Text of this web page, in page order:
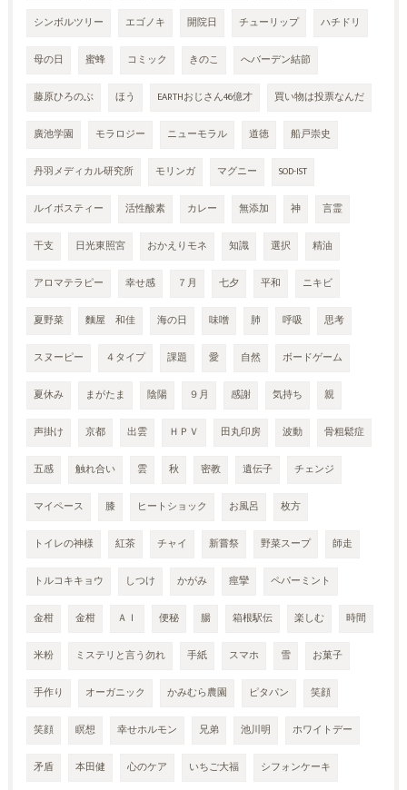
シンボルツリー エゴノキ 開院日 チューリップ ハチドリ
母の日 蜜蜂 コミック きのこ へバーデン結節
藤原ひろのぶ ほう EARTHおじさん46億才 買い物は投票なんだ
廣池学園 モラロジー ニューモラル 道徳 船戸崇史
丹羽メディカル研究所 モリンガ マグニー SOD-IST
ルイボスティー 活性酸素 カレー 無添加 神 言霊
干支 日光東照宮 おかえりモネ 知識 選択 精油
アロマテラピー 幸せ感 ７月 七夕 平和 ニキビ
夏野菜 麵屋 和佳 海の日 味噌 肺 呼吸 思考
スヌーピー ４タイプ 課題 愛 自然 ボードゲーム
夏休み まがたま 陰陽 ９月 感謝 気持ち 親
声掛け 京都 出雲 ＨＰＶ 田丸印房 波動 骨粗鬆症
五感 触れ合い 雲 秋 密教 遺伝子 チェンジ
マイペース 膝 ヒートショック お風呂 枚方
トイレの神様 紅茶 チャイ 新嘗祭 野菜スープ 師走
トルコキキョウ しつけ かがみ 痙攣 ペパーミント
金柑 金柑 ＡＩ 便秘 腸 箱根駅伝 楽しむ 時間
米粉 ミステリと言う勿れ 手紙 スマホ 雪 お菓子
手作り オーガニック かみむら農園 ピタパン 笑顔
笑顔 瞑想 幸せホルモン 兄弟 池川明 ホワイトデー
矛盾 本田健 心のケア いちご大福 シフォンケーキ